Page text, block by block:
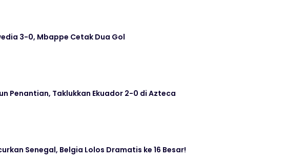
3-0, Mbappe Cetak Dua Gol
Penantian, Taklukkan Ekuador 2-0 di Azteca
Senegal, Belgia Lolos Dramatis ke 16 Besar!